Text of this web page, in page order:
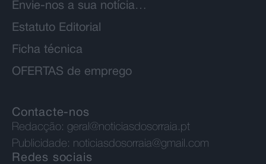
Envie-nos a sua notícia…
Estatuto Editorial
Ficha técnica
OFERTAS de emprego
Contacte-nos
Redacção: geral@noticiasdosorraia.pt
Publicidade: noticiasdosorraia@gmail.com
Redes sociais